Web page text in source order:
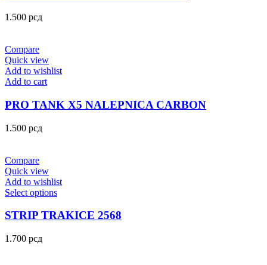
1.500 рсд
Compare
Quick view
Add to wishlist
Add to cart
PRO TANK X5 NALEPNICA CARBON
1.500 рсд
Compare
Quick view
Add to wishlist
Select options
STRIP TRAKICE 2568
1.700 рсд